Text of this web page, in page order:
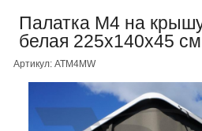
Палатка М4 на
белая 225x140x45 см
Артикул: ATM4MW